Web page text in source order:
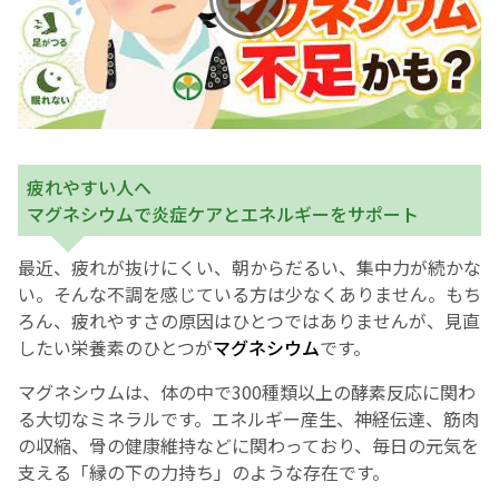
疲れやすい人へ
マグネシウムで炎症ケアとエネルギーをサポート
最近、疲れが抜けにくい、朝からだるい、集中力が続かな
い。そんな不調を感じている方は少なくありません。もち
ろん、疲れやすさの原因はひとつではありませんが、見直
したい栄養素のひとつがマグネシウムです。
マグネシウムは、体の中で300種類以上の酵素反応に関わ
る大切なミネラルです。エネルギー産生、神経伝達、筋肉
の収縮、骨の健康維持などに関わっており、毎日の元気を
支える「縁の下の力持ち」のような存在です。
母乳育児
予防接種
‘さんルーム’ でさまざまな講座・クラス
遠方にお住まいで当院での出産を希望される方へ
English Page